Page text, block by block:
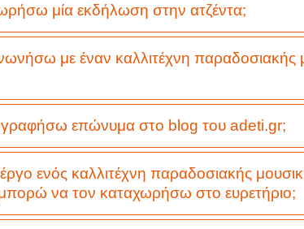
μία εκδήλωση στην ατζέντα;
με έναν καλλιτέχνη παραδοσιακής
επώνυμα στο blog του adeti.gr;
ενός καλλιτέχνη παραδοσιακής
να τον καταχωρήσω στο ευρετήριο;